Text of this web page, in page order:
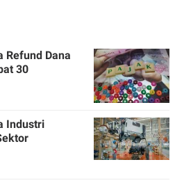
Refund Dana
30
Industri